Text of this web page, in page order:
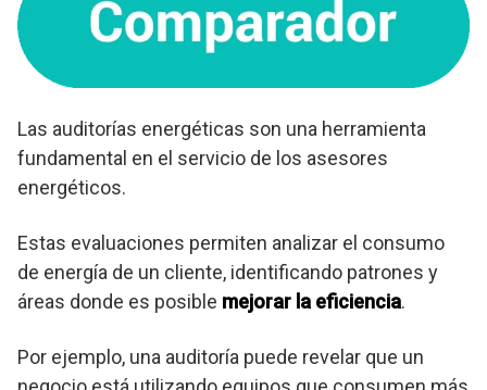
Las auditorías energéticas son una herramienta
fundamental en el servicio de los asesores
energéticos.
Estas evaluaciones permiten analizar el consumo
de energía de un cliente, identificando patrones y
áreas donde es posible mejorar la eficiencia.
Por ejemplo, una auditoría puede revelar que un